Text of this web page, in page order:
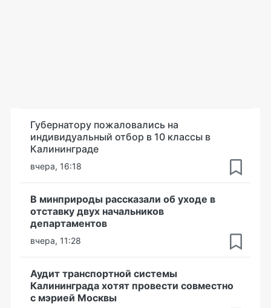
Губернатору пожаловались на
индивидуальный отбор в 10 классы в
Калининграде
вчера, 16:18
В минприроды рассказали об уходе в
отставку двух начальников
департаментов
вчера, 11:28
Аудит транспортной системы
Калининграда хотят провести совместно
с мэрией Москвы